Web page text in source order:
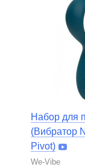
Набор для
(Вибратор
Pivot)
We-Vibe